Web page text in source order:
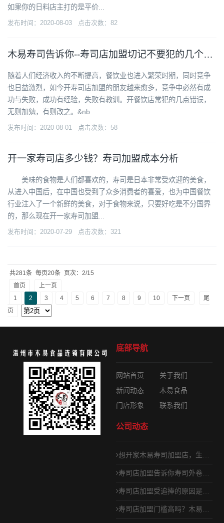
如果你的日料店主打的是平价...
发布时间：2020-08-03 点击次数：82
木易寿司告诉你--寿司店加盟切记不要犯的几个错误
随着人们经济收入的不断提高，餐饮业也进入繁荣时期，同时竞争
也日益激烈，如今开寿司店加盟的朋友越来愈多，竞争中必然有成
功与失败，成功有经验，失败有教训。开餐饮店常犯的几点错误，
无则加勉，有则改之。&nb
发布时间：2020-08-01 点击次数：58
开一家寿司店多少钱？寿司加盟成本分析
美味的食物是人们都喜欢的，寿司是日本非常受欢迎的美食，
从进入中国后，在中国也受到了众多消费者的喜爱，也为中国餐饮
行业注入了一个新鲜的美食，对于食物来说，只要好吃是不分国界
的，那么现在开一家寿司加盟...
发布时间：2020-07-29 点击次数：321
共281条 每页20条 页次：2/15
首页
上一页
1
2 3 4 5 6 7 8 9 10 下一页
尾
页
底部导航
网站首页
关于我们
新闻动态
木易食品
门店形象
联系我们
公司动态
想开家木易寿司加盟店，生意怎么样？
寿司店加盟告诉你寿司外卷内卷做法
寿司店加盟受追捧的原因是什么
寿司店加盟门槛高吗？木易寿司轻松加盟